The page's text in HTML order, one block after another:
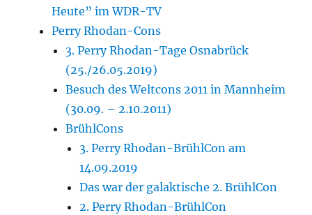
Heute” im WDR-TV
Perry Rhodan-Cons
3. Perry Rhodan-Tage Osnabrück
(25./26.05.2019)
Besuch des Weltcons 2011 in Mannheim
(30.09. – 2.10.2011)
BrühlCons
3. Perry Rhodan-BrühlCon am
14.09.2019
Das war der galaktische 2. BrühlCon
2. Perry Rhodan-BrühlCon